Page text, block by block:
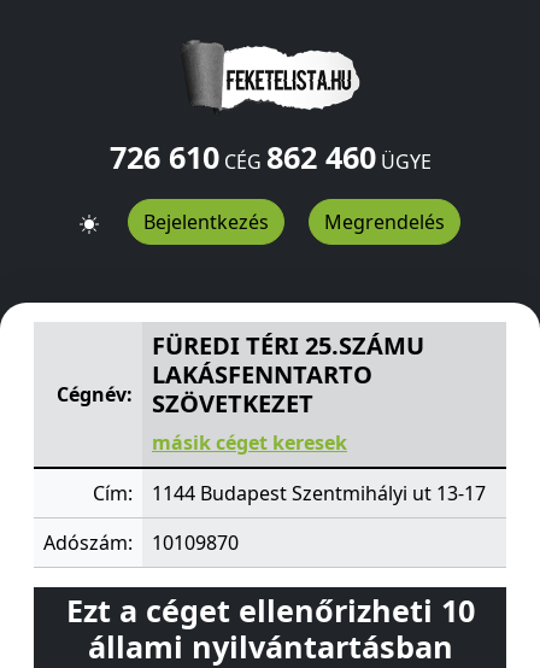
726 610CÉG 862 460ÜGYE
Bejelentkezés Megrendelés
FÜREDI TÉRI 25.SZÁMU LAKÁSFENNTARTO
Cégnév:
FÜREDI TÉRI 25.SZÁMU
LAKÁSFENNTARTO
SZÖVETKEZET
másik céget keresek
Cím:
1144 Budapest Szentmihályi ut 13-17
Adószám:
10109870
Ezt a céget ellenőrizheti 10
állami nyilvántartásban